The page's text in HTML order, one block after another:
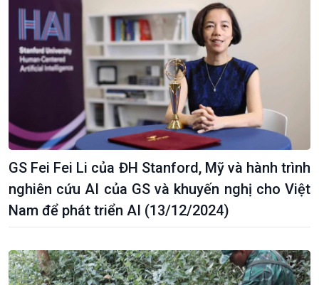
GS Fei Fei Li của ĐH Stanford, Mỹ và hành trình
nghiên cứu AI của GS và khuyến nghị cho Việt
Nam để phát triển AI (13/12/2024)